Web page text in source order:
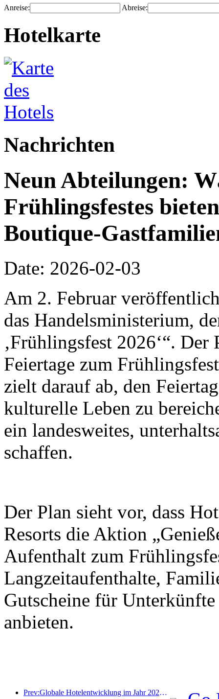
Anreise: Abreise:
Hotelkarte
Nachrichten
Neun Abteilungen:
Frühlingsfestes
Boutique-
Date: 2026-02-03
Am 2. Februar
das Handelsministerium,
‚Frühlingsfest 2026‘“.
Feiertage zum
zielt darauf ab, den
kulturelle Leben zu
ein landesweites,
schaffen.
Der Plan sieht vor, dass
Resorts die Aktion
Aufenthalt zum
Langzeitaufenthalte,
Gutscheine für
anbieten.
Prev:Globale Hotelentwicklung im Jahr 2026: Shanghai belegt Platz eins bei der Anzahl neuer Zimmer